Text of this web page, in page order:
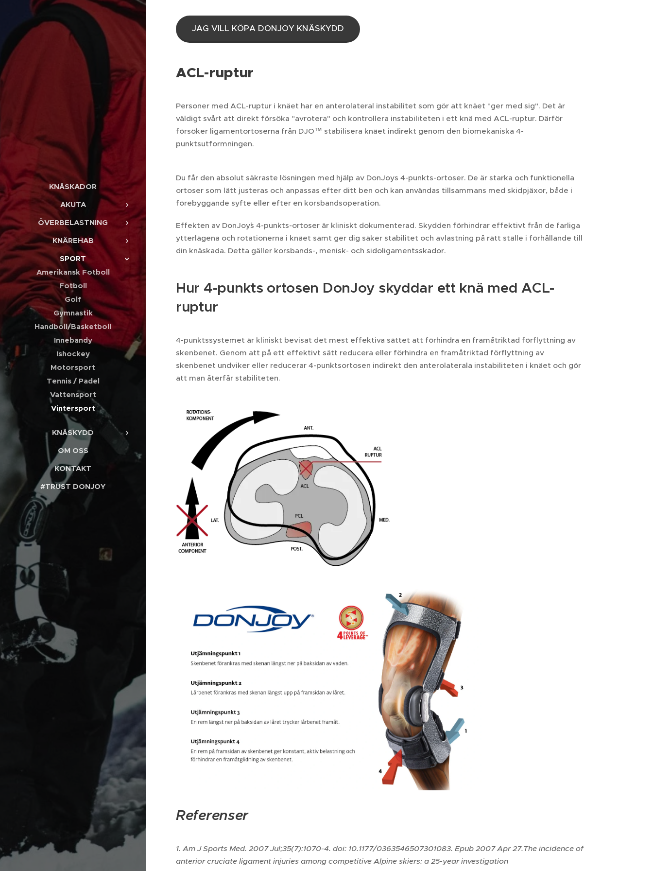
KNÄSKADOR
AKUTA
ÖVERBELASTNING
KNÄREHAB
SPORT
Amerikansk Fotboll
Fotboll
Golf
Gymnastik
Handboll/Basketboll
Innebandy
Ishockey
Motorsport
Tennis / Padel
Vattensport
Vintersport
KNÄSKYDD
OM OSS
KONTAKT
#TRUST DONJOY
JAG VILL KÖPA DONJOY KNÄSKYDD
ACL-ruptur
Personer med ACL-ruptur i knäet har en anterolateral instabilitet som gör att knäet "ger med sig". Det är
väldigt svårt att direkt försöka "avrotera" och kontrollera instabiliteten i ett knä med ACL-ruptur. Därför
försöker ligamentortoserna från DJO™ stabilisera knäet indirekt genom den biomekaniska 4-
punktsutformningen.
Du får den absolut säkraste lösningen med hjälp av DonJoys 4-punkts-ortoser. De är starka och funktionella
ortoser som lätt justeras och anpassas efter ditt ben och kan användas tillsammans med skidpjäxor, både i
förebyggande syfte eller efter en korsbandsoperation.
Effekten av DonJoy´s 4-punkts-ortoser är kliniskt dokumenterad. Skydden förhindrar effektivt från de farliga
ytterlägena och rotationerna i knäet samt ger dig säker stabilitet och avlastning på rätt ställe i förhållande till
din knäskada. Detta gäller korsbands-, menisk- och sidoligamentsskador.
Hur 4-punkts ortosen DonJoy skyddar ett knä med ACL-
ruptur
4-punktssystemet är kliniskt bevisat det mest effektiva sättet att förhindra en framåtriktad förflyttning av
skenbenet. Genom att på ett effektivt sätt reducera eller förhindra en framåtriktad förflyttning av
skenbenet undviker eller reducerar 4-punktsortosen indirekt den anterolaterala instabiliteten i knäet och gör
att man återfår stabiliteten.
Referenser
1. Am J Sports Med. 2007 Jul;35(7):1070-4. doi: 10.1177/0363546507301083. Epub 2007 Apr 27.The incidence of
anterior cruciate ligament injuries among competitive Alpine skiers: a 25-year investigation